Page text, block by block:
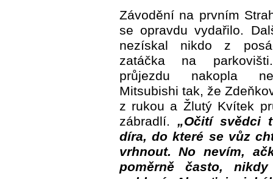
Závodění na prvním
se opravdu vydařilo.
nezískal nikdo z
zatáčka na
průjezdu nakopla
Mitsubishi tak, že
z rukou a Žlutý Kvítek
zábradlí. „Očití svědci
díra, do které se vůz
vrhnout. No nevím,
poměrně často,